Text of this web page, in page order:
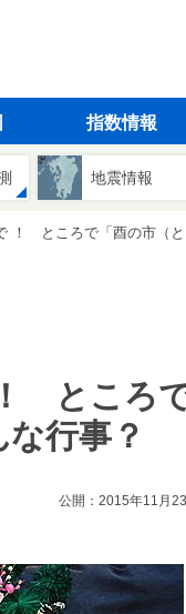
指数情報
地震情報
！ ところで「酉の市（
ところ
行事？
公開：2015年11月